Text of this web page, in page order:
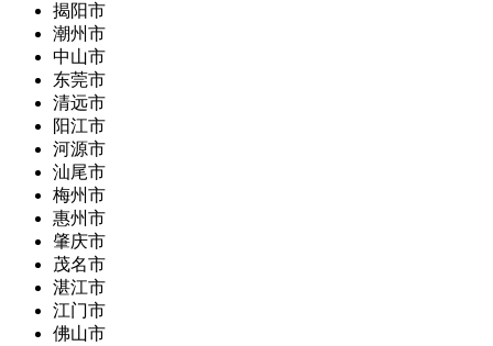
揭阳市
潮州市
中山市
东莞市
清远市
阳江市
河源市
汕尾市
梅州市
惠州市
肇庆市
茂名市
湛江市
江门市
佛山市